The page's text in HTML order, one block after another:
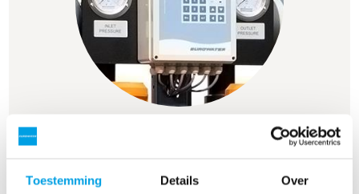
Toestemming Details Over
ingenieurs geprogrammeerd om aan uw wensen te voldoen.